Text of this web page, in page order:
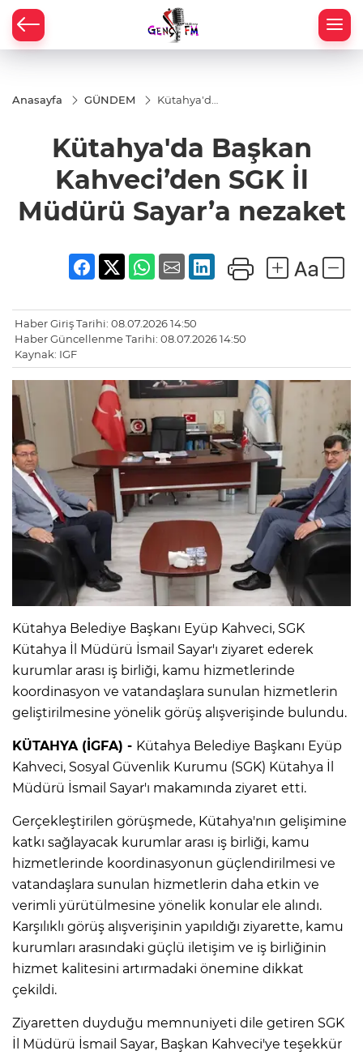
Anasayfa GÜNDEM
Kütahya'da
SGK İl
Müdürü
nezaket
Kütahya'da Başkan
Kahveci’den SGK İl
Müdürü Sayar’a nezaket
Haber Giriş Tarihi: 08.07.2026 14:50
Haber Güncellenme Tarihi: 08.07.2026 14:50
Kaynak: IGF
Kütahya Belediye Başkanı Eyüp Kahveci, SGK
Kütahya İl Müdürü İsmail Sayar'ı ziyaret ederek
kurumlar arası iş birliği, kamu hizmetlerinde
koordinasyon ve vatandaşlara sunulan hizmetlerin
geliştirilmesine yönelik görüş alışverişinde bulundu.
KÜTAHYA (İGFA) - Kütahya Belediye Başkanı Eyüp
Kahveci, Sosyal Güvenlik Kurumu (SGK) Kütahya İl
Müdürü İsmail Sayar'ı makamında ziyaret etti.
Gerçekleştirilen görüşmede, Kütahya'nın gelişimine
katkı sağlayacak kurumlar arası iş birliği, kamu
hizmetlerinde koordinasyonun güçlendirilmesi ve
vatandaşlara sunulan hizmetlerin daha etkin ve
verimli yürütülmesine yönelik konular ele alındı.
Karşılıklı görüş alışverişinin yapıldığı ziyarette, kamu
kurumları arasındaki güçlü iletişim ve iş birliğinin
hizmet kalitesini artırmadaki önemine dikkat
çekildi.
Ziyaretten duyduğu memnuniyeti dile getiren SGK
İl Müdürü İsmail Sayar, Başkan Kahveci'ye teşekkür